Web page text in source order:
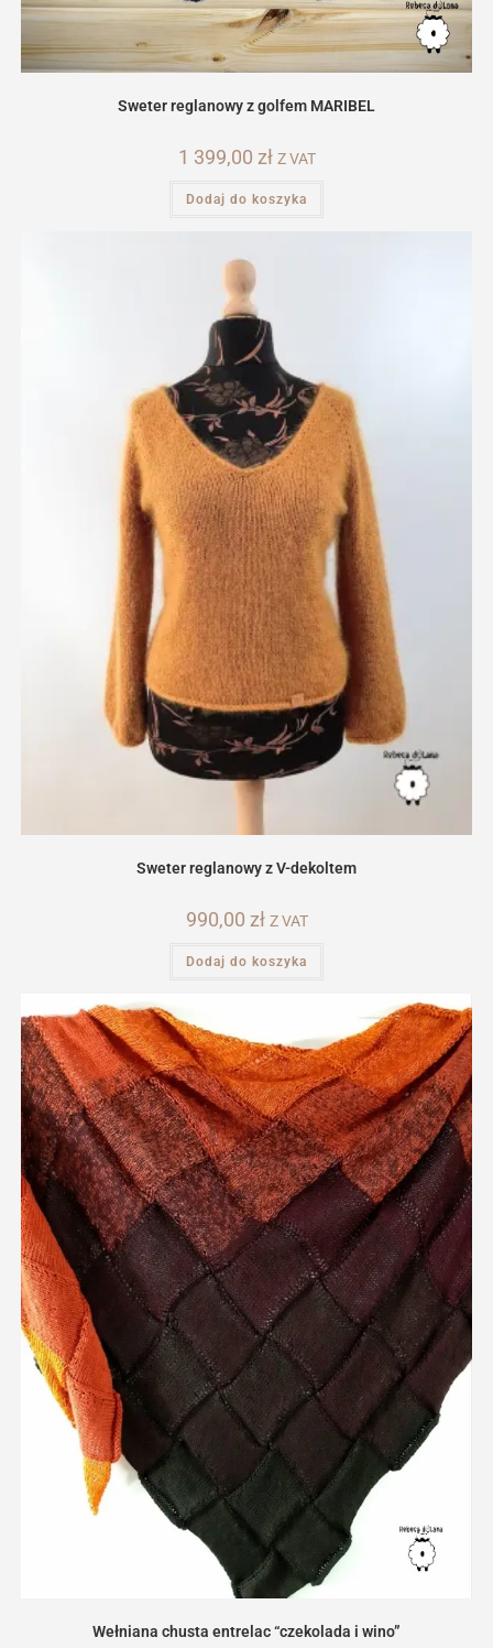
Sweter reglanowy z golfem MARIBEL
1 399,00 zł Z VAT
Dodaj do koszyka
Sweter reglanowy z V-dekoltem
990,00 zł Z VAT
Dodaj do koszyka
Wełniana chusta entrelac “czekolada i wino”